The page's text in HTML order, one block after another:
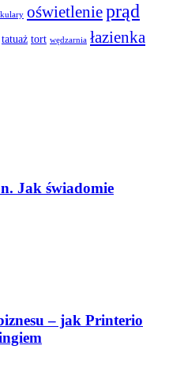
oświetlenieprąd
tatuaż tort wędzarnia łazienka
Jak świadomie
– jak Printerio